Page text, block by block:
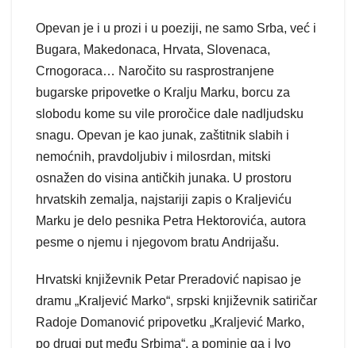
Opevan je i u prozi i u poeziji, ne samo Srba, već i
Bugara, Makedonaca, Hrvata, Slovenaca,
Crnogoraca… Naročito su rasprostranjene
bugarske pripovetke o Kralju Marku, borcu za
slobodu kome su vile proročice dale nadljudsku
snagu. Opevan je kao junak, zaštitnik slabih i
nemoćnih, pravdoljubiv i milosrdan, mitski
osnažen do visina antičkih junaka. U prostoru
hrvatskih zemalja, najstariji zapis o Kraljeviću
Marku je delo pesnika Petra Hektorovića, autora
pesme o njemu i njegovom bratu Andrijašu.
Hrvatski književnik Petar Preradović napisao je
dramu „Kraljević Marko“, srpski književnik satiričar
Radoje Domanović pripovetku „Kraljević Marko,
po drugi put među Srbima“, a pominje ga i Ivo